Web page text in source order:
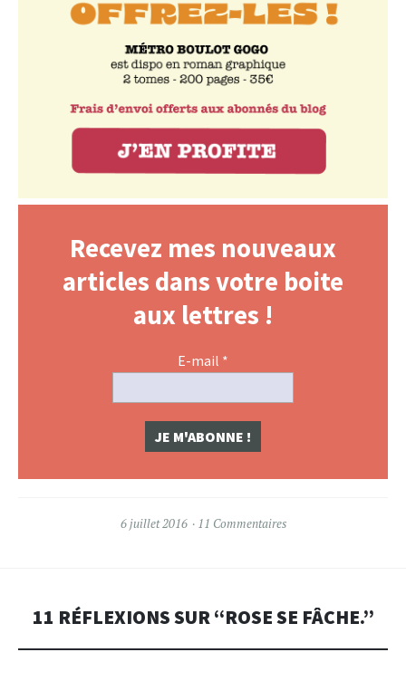
Recevez mes nouveaux
articles dans votre boite
aux lettres !
E-mail *
6 juillet 2016 11 Commentaires
11 RÉFLEXIONS SUR “ROSE SE FÂCHE.”